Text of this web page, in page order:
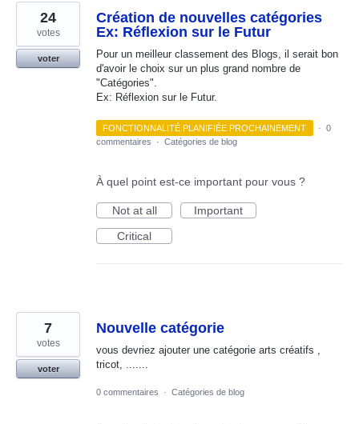
Création de nouvelles catégories
Ex: Réflexion sur le Futur
Pour un meilleur classement des Blogs, il serait bon
d'avoir le choix sur un plus grand nombre de
"Catégories".
Ex: Réflexion sur le Futur.
24
votes
voter
FONCTIONNALITÉ PLANIFIÉE PROCHAINEMENT · 0
commentaires
· Catégories de blog
À quel point est-ce important pour vous ?
Not at all
Important
Critical
Nouvelle catégorie
vous devriez ajouter une catégorie arts créatifs ,
tricot, .......
7
votes
voter
0 commentaires · Catégories de blog